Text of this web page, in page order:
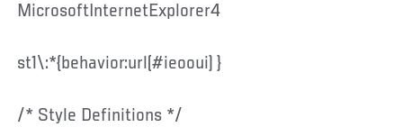
MicrosoftInternetExplorer4
st1\:*{behavior:url(#ieooui) }
/* Style Definitions */